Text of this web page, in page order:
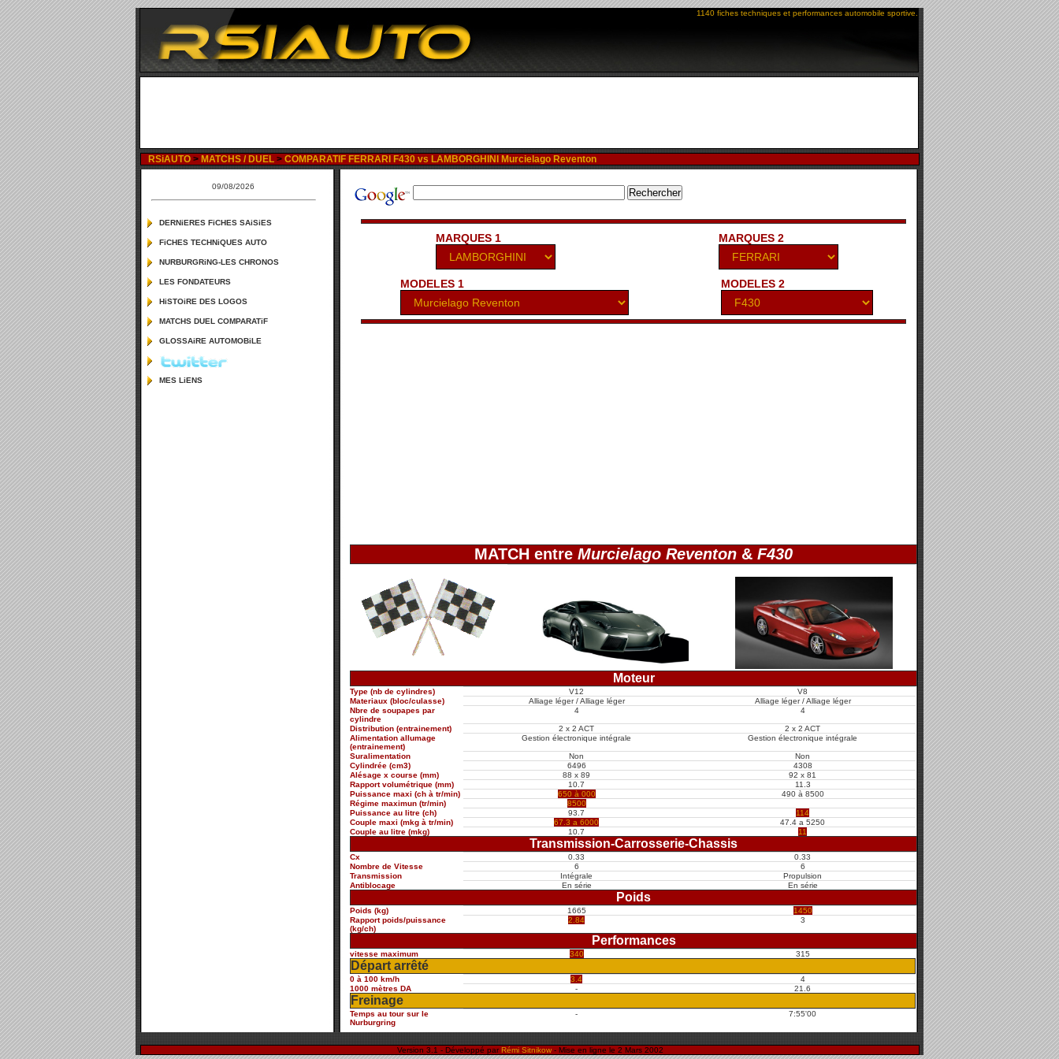
1140 fiches techniques et performances automobile sportive.
RSiAUTO > MATCHS / DUEL > COMPARATIF FERRARI F430 vs LAMBORGHINI Murcielago Reventon
MARQUES 1 MARQUES 2
MODELES 1 MODELES 2
MATCH entre Murcielago Reventon & F430
Moteur
Type (nb de cylindres) V12
V8
Materiaux (bloc/culasse)
Alliage léger / Alliage léger
Alliage léger / Alliage léger
Nbre de soupapes par
cylindre
4 4
Distribution (entrainement) 2 x 2 ACT
2 x 2 ACT
Alimentation allumage
(entrainement)
Gestion électronique intégrale Gestion électronique intégrale
Suralimentation Non
Non
Cylindrée (cm3)
6496
4308
Alésage x course (mm)
88 x 89
92 x 81
Rapport volumétrique (mm)
10.7
11.3
Puissance maxi (ch à tr/min)
650 à 000
490 à 8500
Régime maximun (tr/min)
8500
Puissance au litre (ch)
93.7
114
Couple maxi (mkg à tr/min)
67.3 a 6000
47.4 a 5250
Couple au litre (mkg)
10.7 11
Transmission-Carrosserie-Chassis
Cx 0.33
0.33
Nombre de Vitesse
6
6
Transmission
Intégrale
Propulsion
Antiblocage
En série En série
Poids
Poids (kg) 1665
1450
Rapport poids/puissance
(kg/ch)
2.84 3
Performances
vitesse maximum 340 315
Départ arrêté
0 à 100 km/h 3.4
4
1000 mètres DA
- 21.6
Freinage
Temps au tour sur le
Nurburgring
- 7:55'00
09/08/2026
DERNiERES FiCHES SAiSiES
FiCHES TECHNiQUES AUTO
NURBURGRiNG-LES CHRONOS
LES FONDATEURS
HiSTOiRE DES LOGOS
MATCHS DUEL COMPARATiF
GLOSSAiRE AUTOMOBiLE
MES LiENS
Version 3.1 - Développé par Rémi Sitnikow- Mise en ligne le 2 Mars 2002